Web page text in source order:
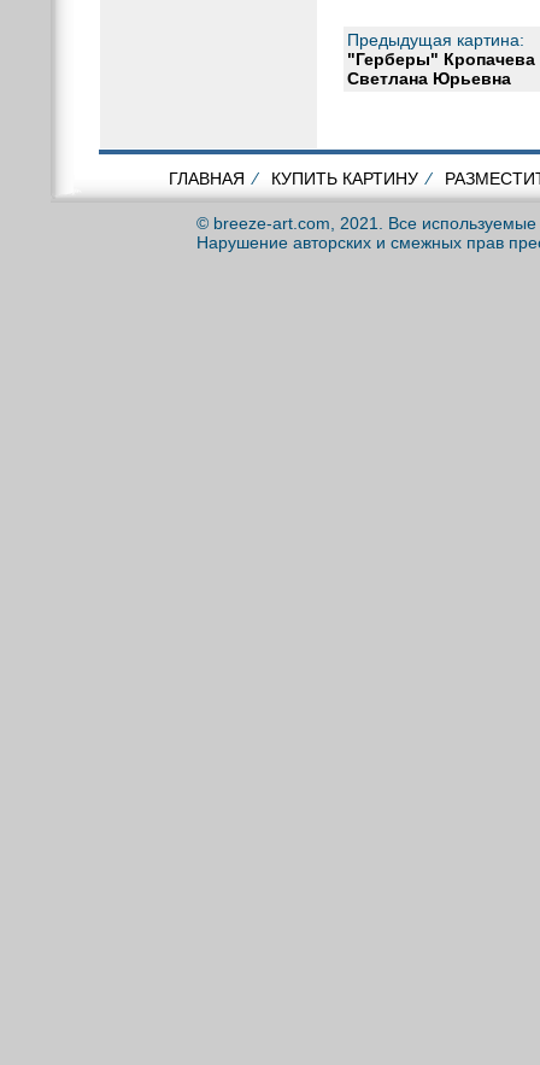
Предыдущая картина:
"Герберы" Кропачева
Светлана Юрьевна
ГЛАВНАЯ ⁄ КУПИТЬ КАРТИНУ ⁄
© breeze-art.com, 2021. Все
Нарушение авторских и смежных прав